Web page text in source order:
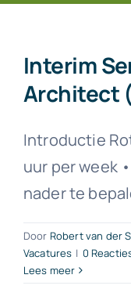
Interim
Architect
Introductie
uur per week
nader te
Door Robert van der
Vacatures | 0
Lees meer